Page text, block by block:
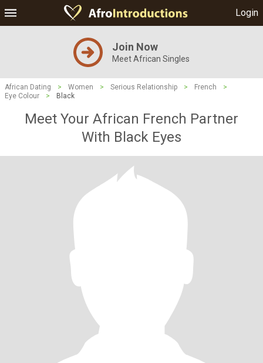
Login
Join Now
Meet African Singles
African Dating > Women > Serious Relationship > French
>
Eye Colour
> Black
Meet Your African French Partner
With Black Eyes